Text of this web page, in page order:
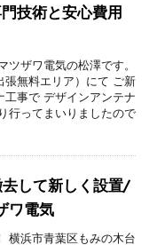
技術と安心費用
ツザワ電気の松澤です。
張無料エリア）にて ご新
工事で デザインアンテナ
行ってまいりましたので
して新しく設置/
ワ電気
浜市青葉区もみの木台